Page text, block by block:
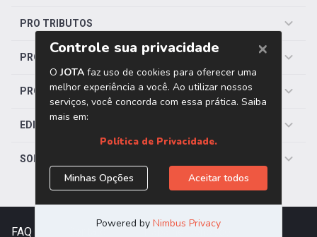
PRO TRIBUTOS
PRO TRABALHISTA
PRO SAÚDE
EDITORIAS
SOBRE O JOTA
FAQ Trabalhe Conosco